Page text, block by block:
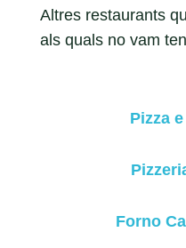
Altres restaurants
als quals no vam
Pizza
Forno